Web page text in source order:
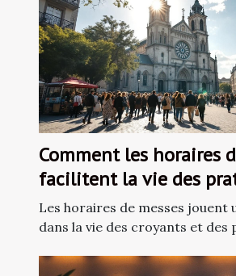
Comment les horaires
facilitent la vie des
Les horaires de messes jouent
dans la vie des croyants et des